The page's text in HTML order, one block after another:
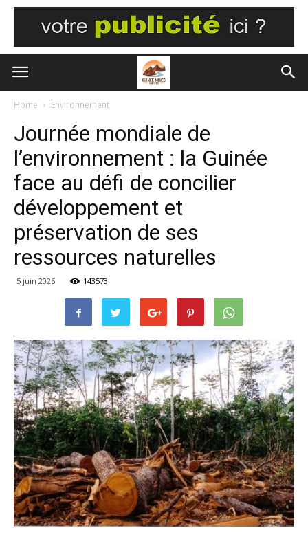
Home Environnement
Journée mondiale de
l’environnement : la Guinée
face au défi de concilier
développement et
préservation de ses
ressources naturelles
5 juin 2026 143573